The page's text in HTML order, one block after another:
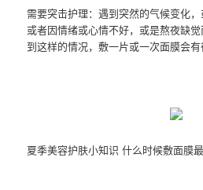
需要突击护理：遇到突然的气候变化，
或者因情绪或心情不好，或是熬夜缺
到这样的情况，敷一片或一次面膜会有
夏季美容护肤小知识 什么时候敷面膜